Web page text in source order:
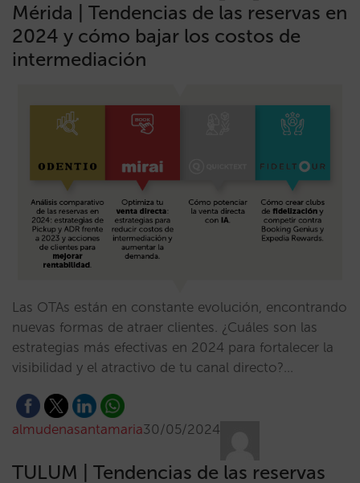
Mérida | Tendencias de las reservas en
2024 y cómo bajar los costos de
intermediación
Las OTAs están en constante evolución, encontrando
nuevas formas de atraer clientes. ¿Cuáles son las
estrategias más efectivas en 2024 para fortalecer la
visibilidad y el atractivo de tu canal directo?…
almudenasantamaria30/05/2024
TULUM | Tendencias de las reservas